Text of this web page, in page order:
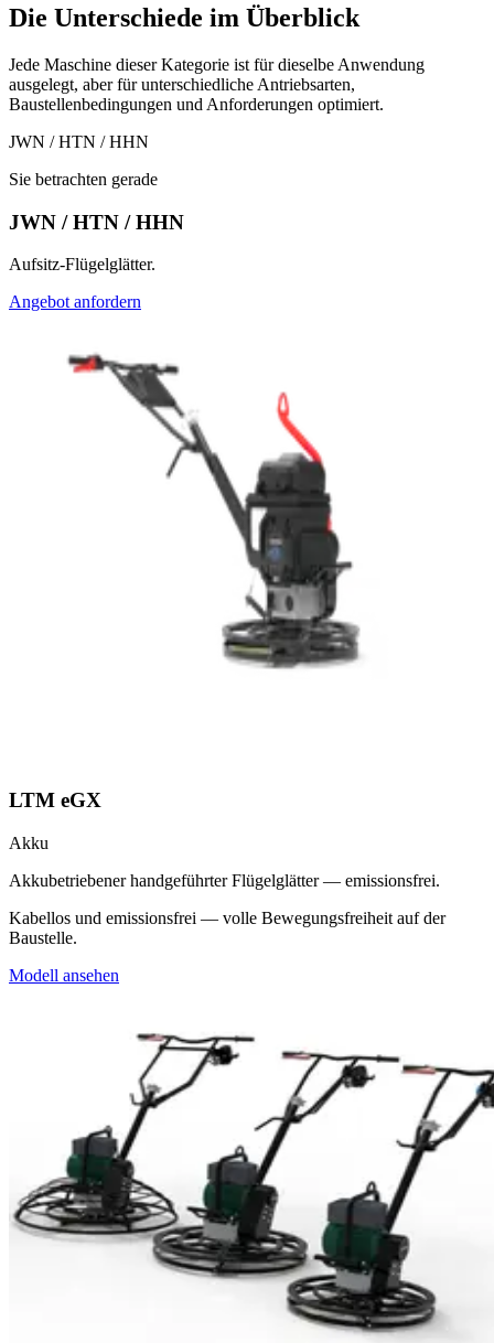
Die Unterschiede im Überblick
Jede Maschine dieser Kategorie ist für dieselbe Anwendung
ausgelegt, aber für unterschiedliche Antriebsarten,
Baustellenbedingungen und Anforderungen optimiert.
JWN / HTN / HHN
Sie betrachten gerade
JWN / HTN / HHN
Aufsitz-Flügelglätter.
Angebot anfordern
LTM eGX
Akku
Akkubetriebener handgeführter Flügelglätter — emissionsfrei.
Kabellos und emissionsfrei — volle Bewegungsfreiheit auf der
Baustelle.
Modell ansehen